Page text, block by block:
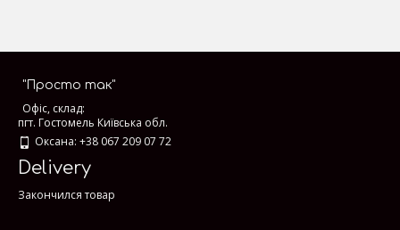
"Просто так"
Офіс, склад:
пгт. Гостомель Київська обл.
Оксана: +38 067 209 07 72
Delivery
Закончился товар